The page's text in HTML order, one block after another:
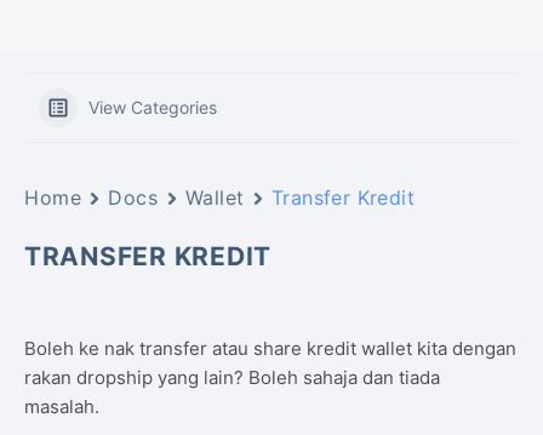
View Categories
Home Docs Wallet Transfer Kredit
TRANSFER KREDIT
Boleh ke nak transfer atau share kredit wallet kita dengan
rakan dropship yang lain? Boleh sahaja dan tiada
masalah.